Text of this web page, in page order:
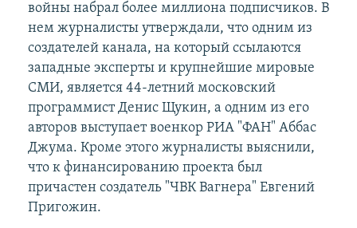
войны набрал более миллиона подписчиков. В
нем журналисты утверждали, что одним из
создателей канала, на который ссылаются
западные эксперты и крупнейшие мировые
СМИ, является 44-летний московский
программист Денис Щукин, а одним из его
авторов выступает военкор РИА "ФАН" Аббас
Джума. Кроме этого журналисты выяснили,
что к финансированию проекта был
причастен создатель "ЧВК Вагнера" Евгений
Пригожин.